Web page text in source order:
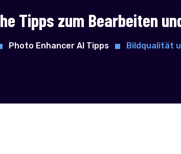
Tipps zum Bearbeiten
Photo Enhancer AI Tipps Bildqualität